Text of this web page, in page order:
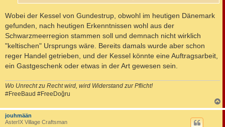
Wobei der Kessel von Gundestrup, obwohl im heutigen Dänemark
gefunden, nach heutigen Erkenntnissen wohl aus der
Schwarzmeerregion stammen soll und demnach nicht wirklich
"keltischen" Ursprungs wäre. Bereits damals wurde aber schon
reger Handel getrieben, und der Kessel könnte eine Auftragsarbeit,
ein Gastgeschenk oder etwas in der Art gewesen sein.
Wo Unrecht zu Recht wird, wird Widerstand zur Pflicht!
#FreeBaud #FreeDoğru
a
jouhmään
AsterIX Village Craftsman